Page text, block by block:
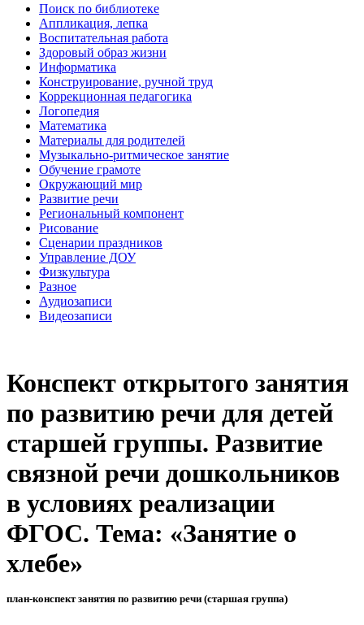
Поиск по библиотеке
Аппликация, лепка
Воспитательная работа
Здоровый образ жизни
Информатика
Конструирование, ручной труд
Коррекционная педагогика
Логопедия
Математика
Материалы для родителей
Музыкально-ритмическое занятие
Обучение грамоте
Окружающий мир
Развитие речи
Региональный компонент
Рисование
Сценарии праздников
Управление ДОУ
Физкультура
Разное
Аудиозаписи
Видеозаписи
Конспект открытого занятия
по развитию речи для детей
старшей группы. Развитие
связной речи дошкольников
в условиях реализации
ФГОС. Тема: «Занятие о
хлебе»
план-конспект занятия по развитию речи (старшая группа)